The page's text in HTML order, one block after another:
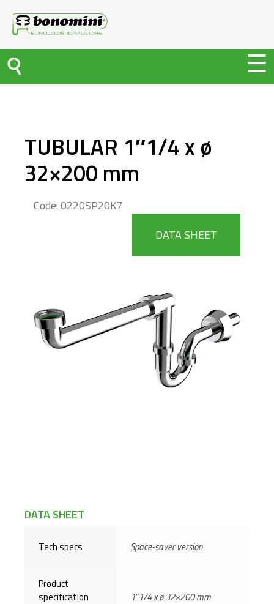
TUBULAR 1″1/4 x ø
32×200 mm
Code: 0220SP20K7
DATA SHEET
DATA SHEET
Tech specs Space-saver version
Product
specification
1″1/4 x ø 32×200 mm